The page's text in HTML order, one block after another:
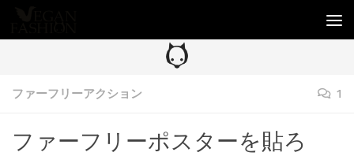
ファーフリーアクション 1
ファーフリーポスターを貼ろ